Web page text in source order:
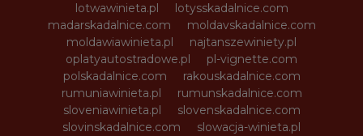
lotwawinieta.pl
lotysskadalnice.com
madarskadalnice.com
moldavskadalnice.com
moldawiawinieta.pl
najtanszewiniety.pl
oplatyautostradowe.pl
pl-vignette.com
polskadalnice.com
rakouskadalnice.com
rumuniawinieta.pl
rumunskadalnice.com
sloveniawinieta.pl
slovenskadalnice.com
slovinskadalnice.com
slowacja-winieta.pl